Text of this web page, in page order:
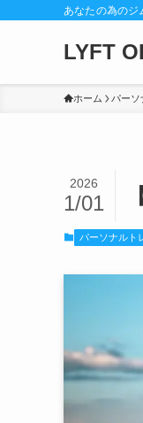
あなたの為のジ
LYFT
ホーム パーソ
2026
1/01
パーソナルト